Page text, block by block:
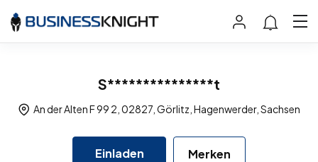
S***************t
An der Alten F 99 2, 02827, Görlitz, Hagenwerder, Sachsen
Einladen Merken